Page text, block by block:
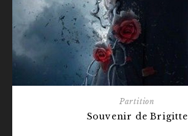
Partition
Souvenir de Brigitte